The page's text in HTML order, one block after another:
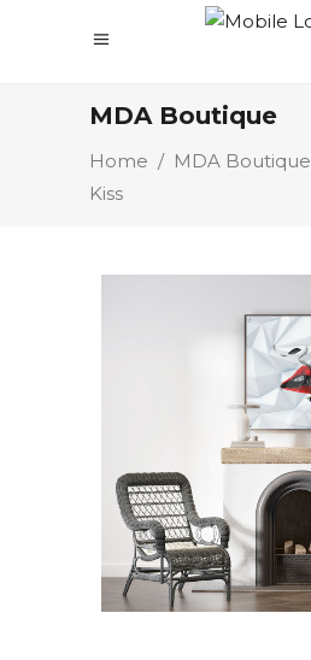
MDA Boutique
Home / MDA Boutique
Kiss